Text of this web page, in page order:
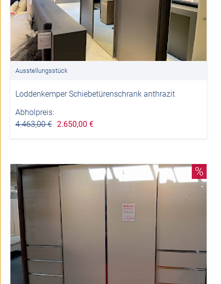
Ausstellungsstück
Loddenkemper Schiebetürenschrank anthrazit
Abholpreis:
4.463,00 € 2.650,00 €
%